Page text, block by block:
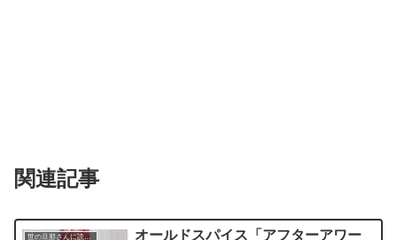
関連記事
世の旦那さんに読んでほしい記事
オールドスパイス「アフターアワー